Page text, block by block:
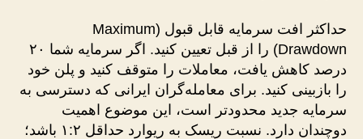
حداکثر افت سرمایه قابل قبول (Maximum
Drawdown) را از قبل تعیین کنید. اگر سرمایه شما ۲۰
درصد کاهش یافت، معاملات را متوقف کنید و پلن خود
را بازبینی کنید. برای معامله‌گران ایرانی که دسترسی به
سرمایه جدید محدودتر است، این موضوع اهمیت
دوچندان دارد. نسبت ریسک به ریوارد حداقل ۱:۲ باشد؛